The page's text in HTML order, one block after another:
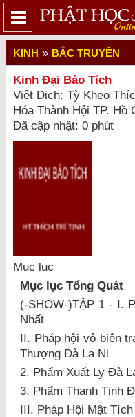
KINH » BẮC TRUYỀN
Kinh Đại Bảo Tích
Việt Dịch: Tỳ Kheo
Hóa Thành Hội TP. Hồ
Đã cập nhật: 0 phút
Mục lục
Mục lục Tổng Quát
(-SHOW-)TẬP 1 - I.
Nhất
II. Pháp hội vô biên
Thượng Đà La Ni
2. Phẩm Xuất Ly Đà
3. Phẩm Thanh Tịnh
III. Pháp Hội Mật